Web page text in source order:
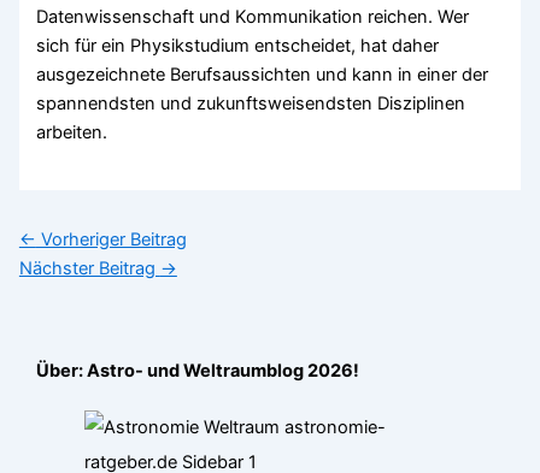
Datenwissenschaft und Kommunikation reichen. Wer
sich für ein Physikstudium entscheidet, hat daher
ausgezeichnete Berufsaussichten und kann in einer der
spannendsten und zukunftsweisendsten Disziplinen
arbeiten.
← Vorheriger Beitrag
Nächster Beitrag →
Über: Astro- und Weltraumblog 2026!